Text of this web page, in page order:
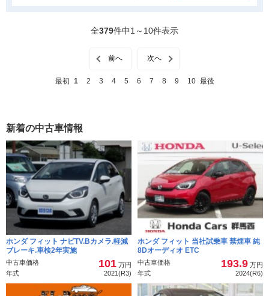
良かった点
道幅の狭い道路を走る機会が多いので、まず第一に小回りが利
ので、室内の広さと、荷室の広さが気になっていましたが、想像
らい広いです。また、荷室に関しては見た目以上に奥行きがあ
り、荷室の底が開くようになっていて空間があるので、荷物が多
く積む必要がある時にも使いやすくできています。キャンプ道具
一式を積むことができましたので、コンパクトカーとしては十分
な広さではないかと思います。
気になった点
エアコン類のボタンがタッチパネルなのが困りました。見た目に
はすっきりしていいのですが、運転しながら変えようとすると、
どこにあるのかわかりづらく、視線を外すのも安全上良くないの
で、車が止まっている時にしかできません。普通のボタンやダイ
アルの方が使いやすく安全です。インテリアはもう少し頑張って
ほしいと思いました。 もう少し高級感があると嬉しいと思いま
全379件中1～10件表示
最初 1 2 3 4 5 6 7 8 9 10 最後
前へ 次へ
新着の中古車情報
ホンダ フィット ナビTV.Bカメラ.軽減
ブレーキ.車検2年実施
中古車価格 101 万円
年式
2021(R3)
ホンダ フィット 当社試乗車 禁煙車 純
8Dオーディオ ETC
中古車価格 193.9 万円
年式
2024(R6)